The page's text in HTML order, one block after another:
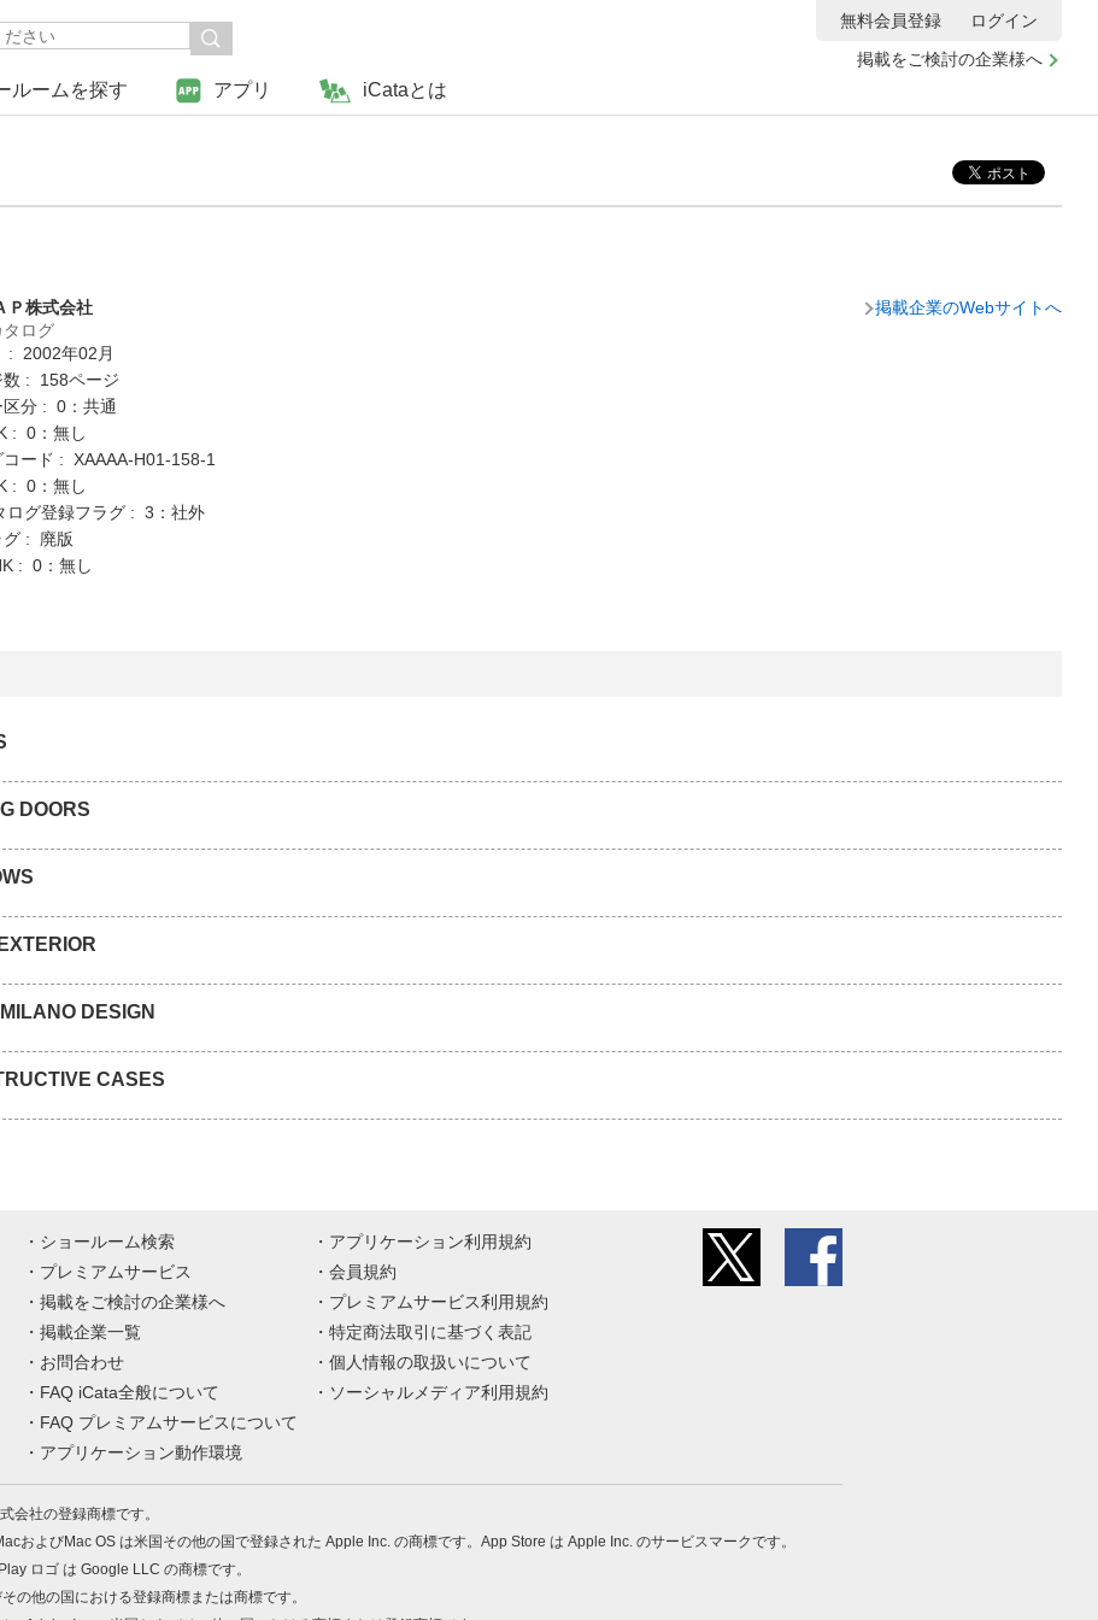
ルームを探す アプリ iCataとは
掲載をご検討の企業様へ
無料会員登録 ログイン
Ｐ株式会社
タログ
: 2002年02月
数 : 158ページ
区分 : 0：共通
: 0：無し
コード : XAAAA-H01-158-1
: 0：無し
ログ登録フラグ : 3：社外
グ : 廃版
: 0：無し
掲載企業のWebサイトへ
DOORS
DESIGN
CASES
ショールーム検索
プレミアムサービス
掲載をご検討の企業様へ
掲載企業一覧
お問合わせ
FAQ iCata全般について
FAQ プレミアムサービスについて
アプリケーション動作環境
アプリケーション利用規約
会員規約
プレミアムサービス利用規約
特定商法取引に基づく表記
個人情報の取扱いについて
ソーシャルメディア利用規約
会社の登録商標です。
およびMac OS は米国その他の国で登録された Apple Inc. の商標です。App Store は Apple Inc. のサービスマークです。
ロゴ は Google LLC の商標です。
の他の国における登録商標または商標です。